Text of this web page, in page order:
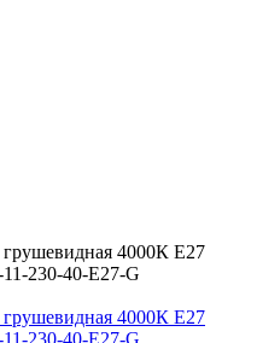
4000К E27
230-40-E27-G